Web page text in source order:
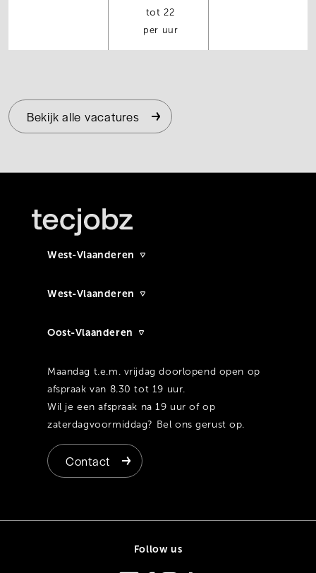
22
per uur
Bekijk alle vacatures
West-Vlaanderen
West-Vlaanderen
Oost-Vlaanderen
Maandag t.e.m. vrijdag doorlopend open op
afspraak van 8.30 tot 19 uur.
Wil je een afspraak na 19 uur of op
zaterdagvoormiddag? Bel ons gerust op.
Contact
Follow us